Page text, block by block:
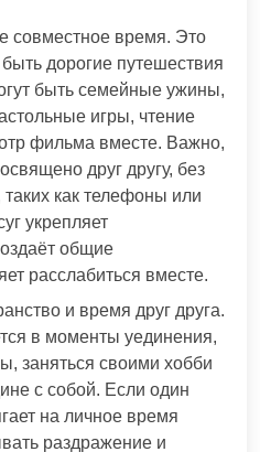
совместное время. Это
дорогие путешествия
быть семейные ужины,
игры, чтение
фильма вместе. Важно,
друг другу, без
как телефоны или
укрепляет
общие
расслабиться вместе.
и время друг друга.
в моменты уединения,
заняться своими хобби
с собой. Если один
на личное время
раздражение и